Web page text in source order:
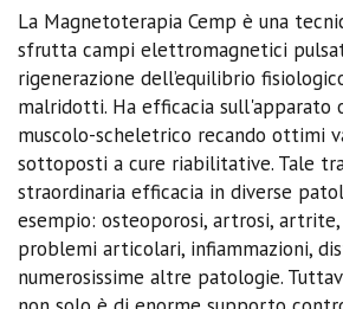
La Magnetoterapia Cemp è una
sfrutta campi elettromagnetici
rigenerazione dell’equilibrio
malridotti. Ha efficacia sull'apparato
muscolo-scheletrico recando ottimi
sottoposti a cure riabilitative. Tale
straordinaria efficacia in diverse
esempio: osteoporosi, artrosi,
problemi articolari, infiammazioni,
numerosissime altre patologie.